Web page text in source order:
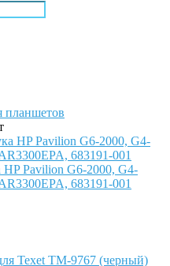
планшетов
HP Pavilion G6-2000, G4-
683191-001